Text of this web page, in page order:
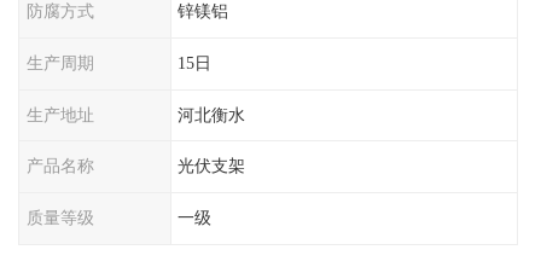
防腐方式 锌镁铝
生产周期 15日
生产地址 河北衡水
产品名称 光伏支架
质量等级 一级